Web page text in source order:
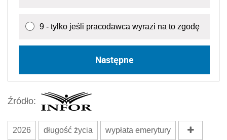
9 - tylko jeśli pracodawca wyrazi na to zgodę
Następne
Źródło:
2026 długość życia wypłata emerytury